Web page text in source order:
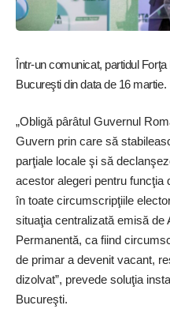
Într-un comunicat, partidul
Bucureşti din data de 16 martie.
„Obligă pârâtul Guvernul
Guvern prin care să
parţiale locale şi să
acestor alegeri pentru funcţia
în toate circumscripţiile
situaţia centralizată emisă de
Permanentă, ca fiind
de primar a devenit vacant,
dizolvat”, prevede soluţia
Bucureşti.